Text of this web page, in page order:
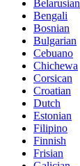
Belarusian
Bengali
Bosnian
Bulgarian
Cebuano
Chichewa
Corsican
Croatian
Dutch
Estonian
Filipino
Finnish
Frisian